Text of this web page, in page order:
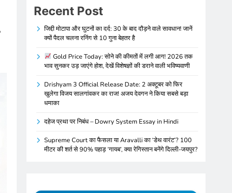
Recent Post
जिद्दी मोटापा और घुटनों का दर्द: 30 के बाद दौड़ने वाले सावधान! जानें
क्यों पैदल चलना रनिंग से 10 गुना बेहतर है
Gold Price Today: सोने की कीमतों में लगी आग! 2026 तक
भाव सुनकर उड़ जाएंगे होश, देखें विशेषज्ञों की डराने वाली भविष्यवाणी
Drishyam 3 Official Release Date: 2 अक्टूबर को फिर
खुलेगा विजय सालगांवकर का राज! अजय देवगन ने किया सबसे बड़ा
धमाका
दहेज प्रथा पर निबंध – Dowry System Essay in Hindi
Supreme Court का फैसला या Aravalli का ‘डेथ वारंट’? 100
मीटर की शर्त से 90% पहाड़ ‘गायब’, क्या रेगिस्तान बनेंगे दिल्ली-जयपुर?